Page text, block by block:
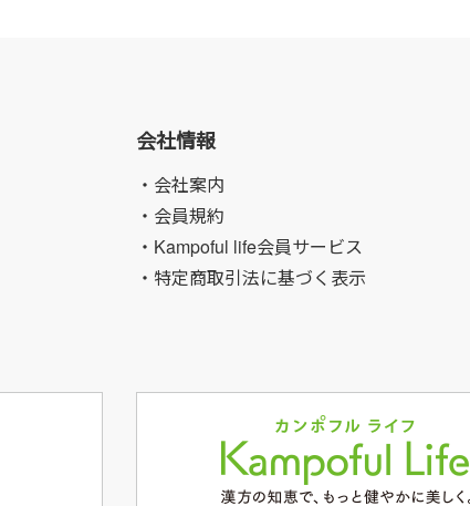
会社情報
・会社案内
・会員規約
・Kampoful life会員サービス
・特定商取引法に基づく表示